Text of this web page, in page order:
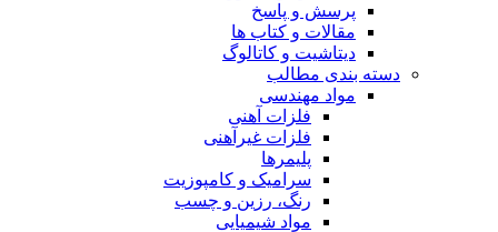
پرسش و پاسخ
مقالات و کتاب ها
دیتاشیت و کاتالوگ
دسته بندی مطالب
مواد مهندسی
فلزات آهنی
فلزات غیرآهنی
پلیمرها
سرامیک و کامپوزیت
رنگ، رزین و چسب
مواد شیمیایی